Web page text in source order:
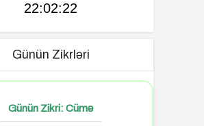
22:02:23
Günün Zikrləri
Günün Zikri: Cümə